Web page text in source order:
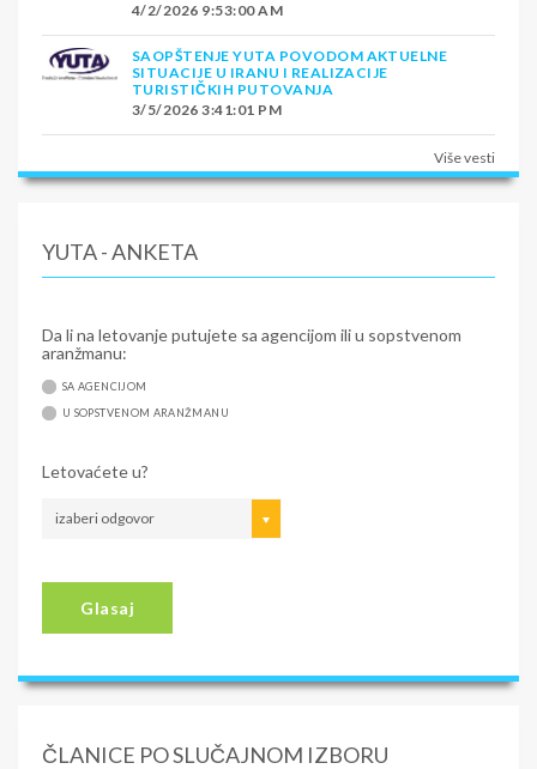
4/2/2026 9:53:00 AM
SAOPŠTENJE YUTA POVODOM AKTUELNE
SITUACIJE U IRANU I REALIZACIJE
TURISTIČKIH PUTOVANJA
3/5/2026 3:41:01 PM
Više vesti
YUTA - ANKETA
Da li na letovanje putujete sa agencijom ili u sopstvenom
aranžmanu:
SA AGENCIJOM
U SOPSTVENOM ARANŽMANU
Letovaćete u?
izaberi odgovor
Glasaj
ČLANICE PO SLUČAJNOM IZBORU